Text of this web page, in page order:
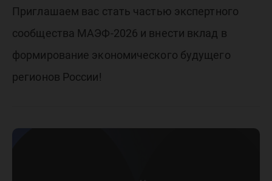
Приглашаем вас стать частью экспертного
сообщества МАЭФ-2026 и внести вклад в
формирование экономического будущего
регионов России!